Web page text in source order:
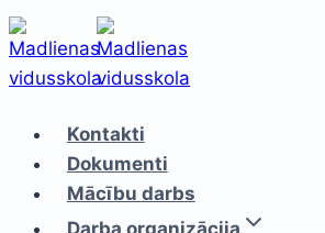
Skip
to
content
Kontakti
Dokumenti
Mācību darbs
Darba organizācija